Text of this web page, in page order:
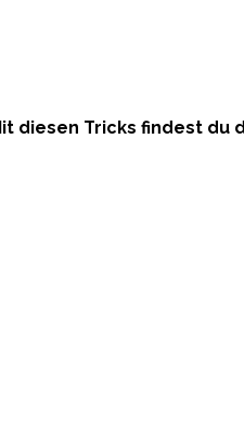
diesen Tricks findest du